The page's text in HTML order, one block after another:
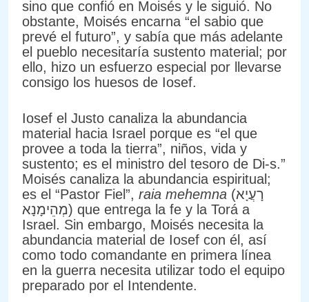
sino que confió en Moisés y le siguió. No
obstante, Moisés encarna “el sabio que
prevé el futuro”, y sabía que más adelante
el pueblo necesitaría sustento material; por
ello, hizo un esfuerzo especial por llevarse
consigo los huesos de Iosef.
Iosef el Justo canaliza la abundancia
material hacia Israel porque es “el que
provee a toda la tierra”, niños, vida y
sustento; es el ministro del tesoro de Di-s.”
Moisés canaliza la abundancia espiritual;
es el “Pastor Fiel”, raia mehemna (רָעֲיָא
מְהֵימָנָא) que entrega la fe y la Torá a
Israel. Sin embargo, Moisés necesita la
abundancia material de Iosef con él, así
como todo comandante en primera línea
en la guerra necesita utilizar todo el equipo
preparado por el Intendente.